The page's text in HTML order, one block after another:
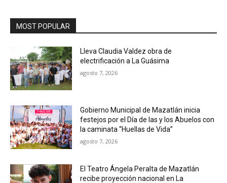
MOST POPULAR
Lleva Claudia Valdez obra de
electrificación a La Guásima
agosto 7, 2026
Gobierno Municipal de Mazatlán inicia
festejos por el Día de las y los Abuelos con
la caminata “Huellas de Vida”
agosto 7, 2026
El Teatro Ángela Peralta de Mazatlán
recibe proyección nacional en La